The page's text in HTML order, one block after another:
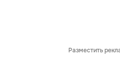
Разместить